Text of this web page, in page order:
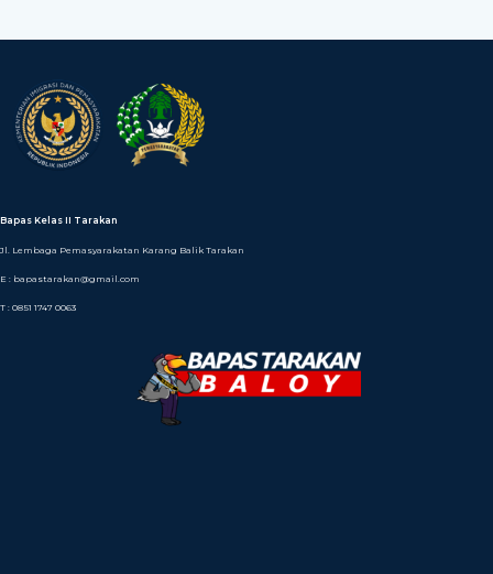
Bapas Kelas II Tarakan
Jl. Lembaga Pemasyarakatan Karang Balik Tarakan
E : bapastarakan@gmail.com
T : 0851 1747 0063